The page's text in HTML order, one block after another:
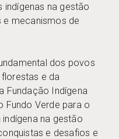
indígenas na gestão
mecanismos de
dos povos
e da
Fundação Indígena
Fundo Verde para o
na gestão
e desafios e